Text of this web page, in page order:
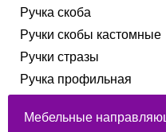
Ручка скоба
Ручки скобы кастомные
Ручки стразы
Ручка профильная
Мебельные